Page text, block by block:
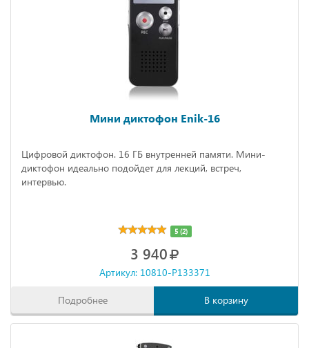
Мини диктофон Enik-16
Цифровой диктофон. 16 ГБ внутренней памяти. Мини-
диктофон идеально подойдет для лекций, встреч,
интервью.
5 (2)
3 940
Артикул: 10810-P133371
Подробнее В корзину